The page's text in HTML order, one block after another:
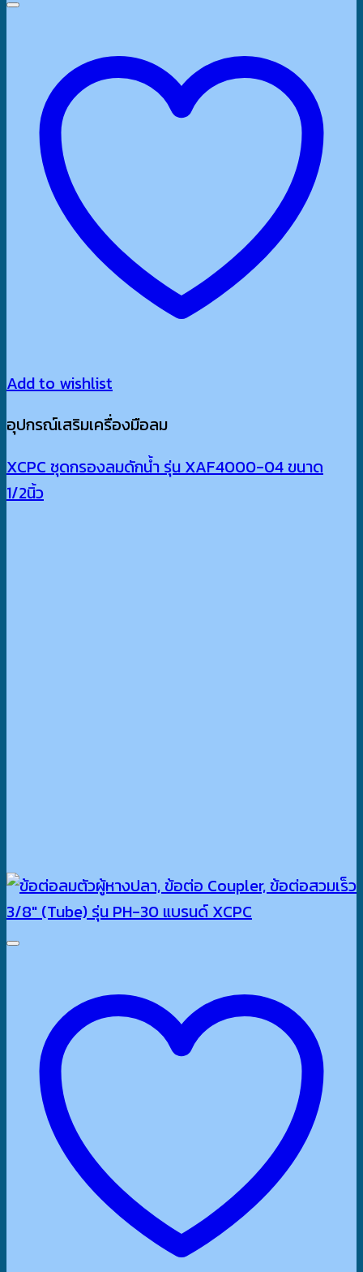
Add to wishlist
อุปกรณ์เสริมเครื่องมือลม
XCPC ชุดกรองลมดักน้ำ รุ่น XAF4000-04 ขนาด
1/2นิ้ว